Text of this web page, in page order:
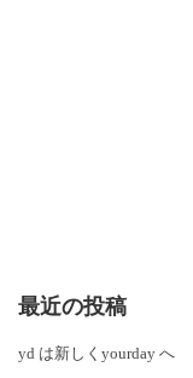
最近の投稿
yd は新しくyourday へ